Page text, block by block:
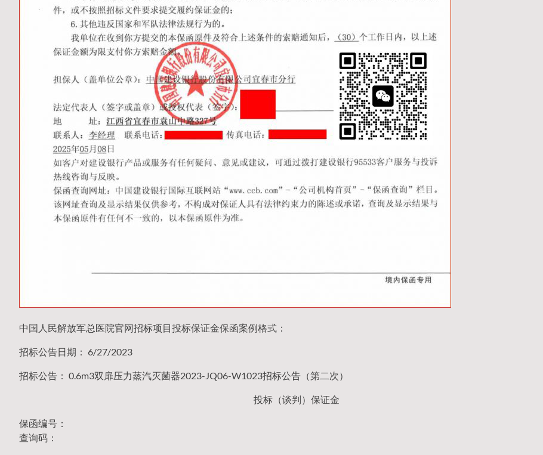
中国人民解放军总医院官网招标项目投标保证金保函案例格式：
招标公告日期： 6/27/2023
招标公告： 0.6m3双扉压力蒸汽灭菌器2023-JQ06-W1023招标公告（第二次）
投标（谈判）保证金
保函编号：
查询码：